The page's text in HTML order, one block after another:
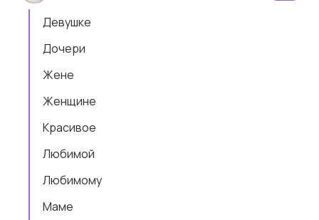
Девушке
Дочери
Жене
Женщине
Красивое
Любимой
Любимому
Маме